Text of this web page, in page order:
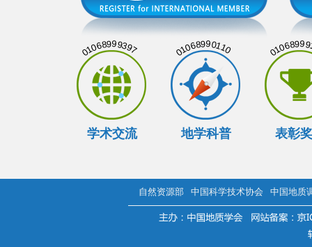
01068999397
学术交流
01068990110
地学科普 表彰
自然资源部 中国科学技术协会 中国地质